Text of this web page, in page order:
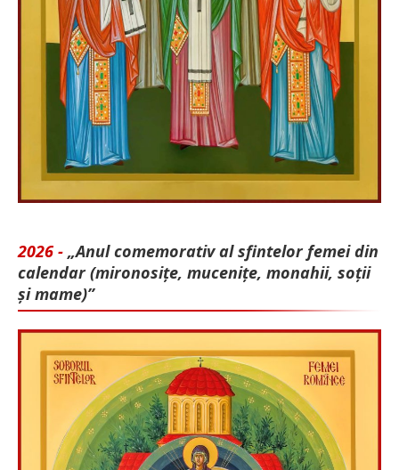
2026 - „Anul comemorativ al sfintelor femei din
calendar (mironosițe, mu­cenițe, monahii, soții
și mame)”